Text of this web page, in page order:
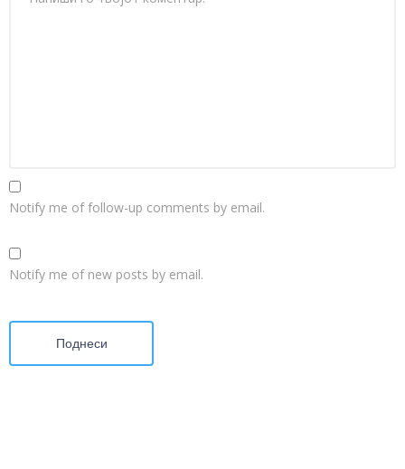
Notify me of follow-up comments by email.
Notify me of new posts by email.
Поднеси